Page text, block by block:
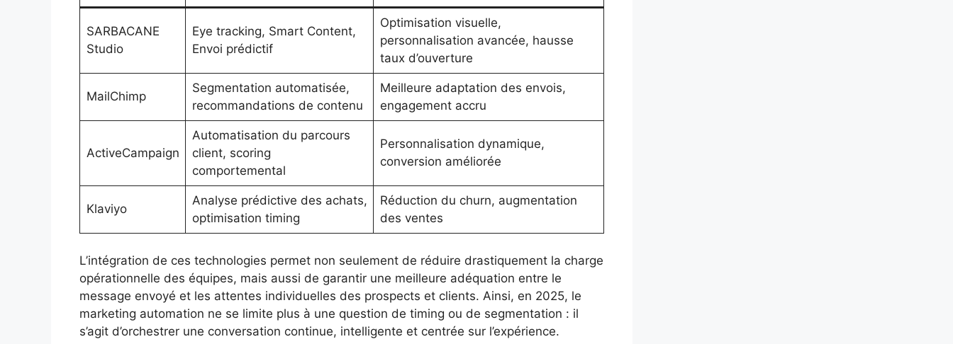
SARBACANE
Studio
Eye tracking, Smart Content,
Envoi prédictif
Optimisation visuelle,
personnalisation avancée, hausse
taux d’ouverture
MailChimp
Segmentation automatisée,
recommandations de contenu
Meilleure adaptation des envois,
engagement accru
ActiveCampaign
Automatisation du parcours
client, scoring
comportemental
Personnalisation dynamique,
conversion améliorée
Klaviyo
Analyse prédictive des achats,
optimisation timing
Réduction du churn, augmentation
des ventes
L’intégration de ces technologies permet non seulement de réduire drastiquement la charge
opérationnelle des équipes, mais aussi de garantir une meilleure adéquation entre le
message envoyé et les attentes individuelles des prospects et clients. Ainsi, en 2025, le
marketing automation ne se limite plus à une question de timing ou de segmentation : il
s’agit d’orchestrer une conversation continue, intelligente et centrée sur l’expérience.